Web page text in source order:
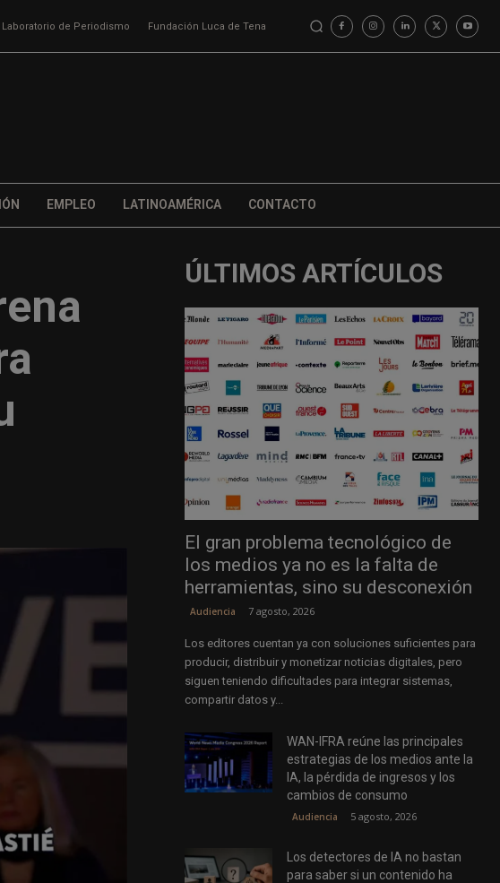
Laboratorio de Periodismo Fundación Luca de Tena
EMPLEO LATINOAMÉRICA CONTACTO
ÚLTIMOS ARTÍCULOS
El gran problema tecnológico de
los medios ya no es la falta de
herramientas, sino su desconexión
Audiencia 7 agosto, 2026
Los editores cuentan ya con soluciones suficientes para
producir, distribuir y monetizar noticias digitales, pero
siguen teniendo dificultades para integrar sistemas,
compartir datos y...
WAN-IFRA reúne las principales
estrategias de los medios ante la
IA, la pérdida de ingresos y los
cambios de consumo
Audiencia 5 agosto, 2026
Los detectores de IA no bastan
para saber si un contenido ha